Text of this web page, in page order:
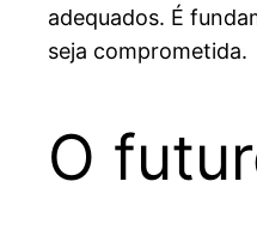
adequados. É
seja comprometida.
O